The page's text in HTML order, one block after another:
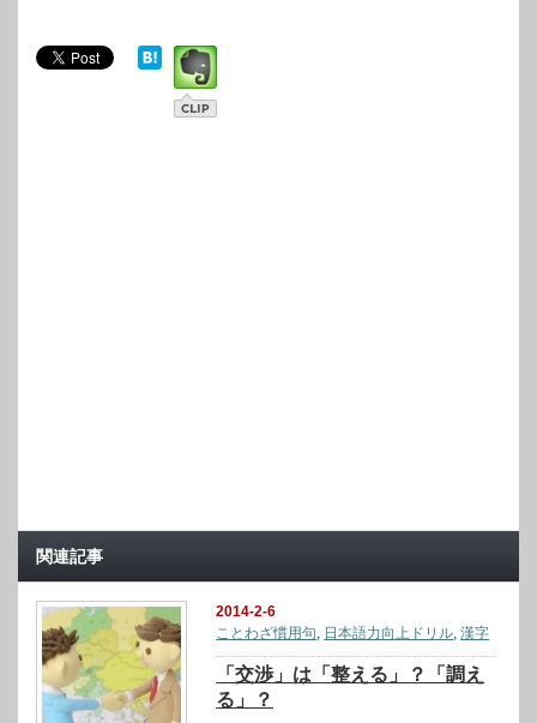
関連記事
2014-2-6
ことわざ慣用句, 日本語力向上ドリル,漢字
「交渉」は「整える」？「調え
る」？